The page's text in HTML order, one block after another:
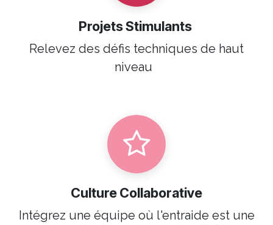
Projets Stimulants
Relevez des défis techniques de haut
niveau
Culture Collaborative
Intégrez une équipe où l'entraide est une